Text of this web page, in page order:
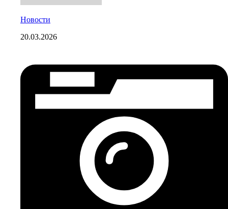
Новости
20.03.2026